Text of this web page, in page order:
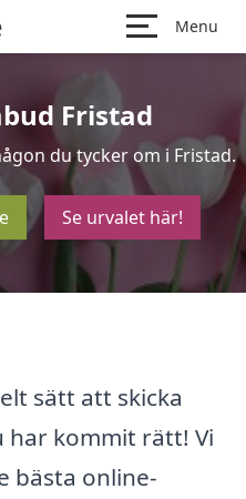
Menu
Fristad
du tycker om i Fristad.
Se urvalet här!
sätt att skicka
har kommit rätt! Vi
bästa online-